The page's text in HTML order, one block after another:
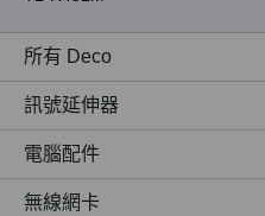
所有 Deco
訊號延伸器
電腦配件
無線網卡